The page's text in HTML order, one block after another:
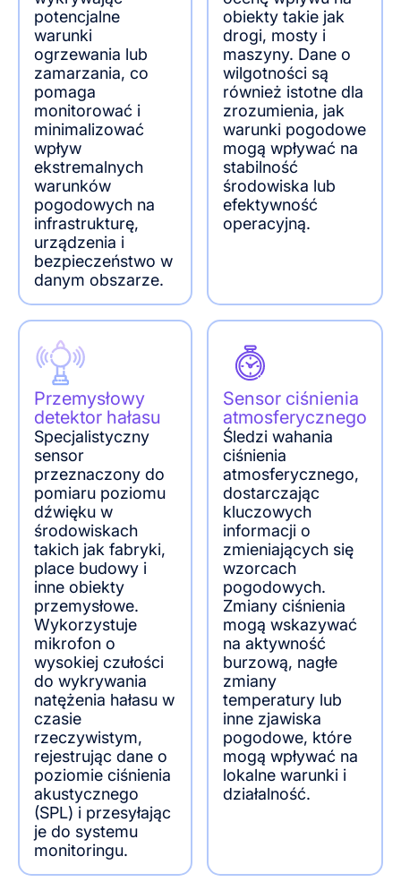
potencjalne
warunki
ogrzewania lub
zamarzania, co
pomaga
monitorować i
minimalizować
wpływ
ekstremalnych
warunków
pogodowych na
infrastrukturę,
urządzenia i
bezpieczeństwo w
danym obszarze.
obiekty takie jak
drogi, mosty i
maszyny. Dane o
wilgotności są
również istotne dla
zrozumienia, jak
warunki pogodowe
mogą wpływać na
stabilność
środowiska lub
efektywność
operacyjną.
Przemysłowy
detektor hałasu
Specjalistyczny
sensor
przeznaczony do
pomiaru poziomu
dźwięku w
środowiskach
takich jak fabryki,
place budowy i
inne obiekty
przemysłowe.
Wykorzystuje
mikrofon o
wysokiej czułości
do wykrywania
natężenia hałasu w
czasie
rzeczywistym,
rejestrując dane o
poziomie ciśnienia
akustycznego
(SPL) i przesyłając
je do systemu
monitoringu.
Sensor ciśnienia
atmosferycznego
Śledzi wahania
ciśnienia
atmosferycznego,
dostarczając
kluczowych
informacji o
zmieniających się
wzorcach
pogodowych.
Zmiany ciśnienia
mogą wskazywać
na aktywność
burzową, nagłe
zmiany
temperatury lub
inne zjawiska
pogodowe, które
mogą wpływać na
lokalne warunki i
działalność.